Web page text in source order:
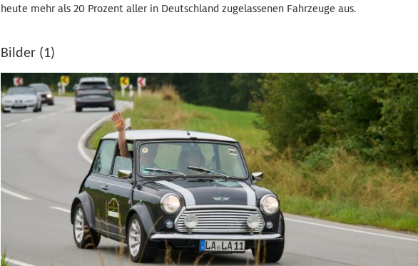
heute mehr als 20 Prozent aller in Deutschland zugelassenen Fahrzeuge aus.
Bilder (1)